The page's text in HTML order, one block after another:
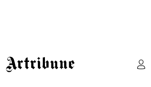
Artribune